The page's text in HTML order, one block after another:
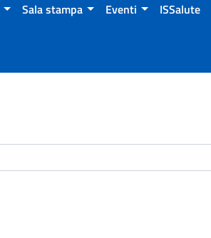
Sala stampa Eventi ISSalute